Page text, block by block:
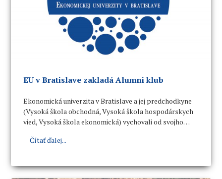
EU v Bratislave zakladá Alumni klub
Ekonomická univerzita v Bratislave a jej predchodkyne
(Vysoká škola obchodná, Vysoká škola hospodárskych
vied, Vysoká škola ekonomická) vychovali od svojho
založiťAlumni klub Ekonomickej univerzity v
Čítať ďalej...